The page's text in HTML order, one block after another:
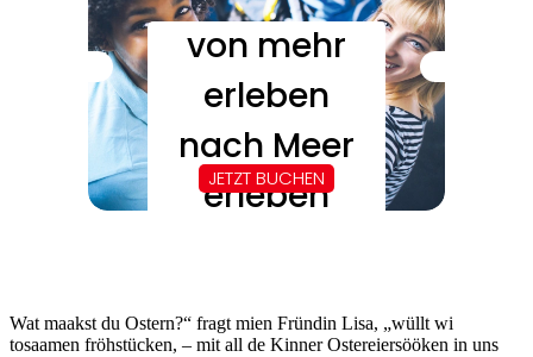
Wat maakst du Ostern?“ fragt mien Fründin Lisa, „wüllt wi
tosaamen fröhstücken, – mit all de Kinner Ostereiersööken in uns